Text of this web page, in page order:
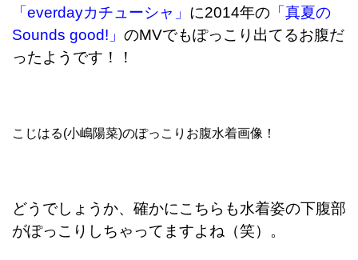
「everdayカチューシャ」 に2014年の 「真夏の
Sounds good!」 のMVでもぽっこり出てるお腹だ
ったようです！！
こじはる(小嶋陽菜)のぽっこりお腹水着画像！
どうでしょうか、確かにこちらも水着姿の下腹部
がぽっこりしちゃってますよね（笑）。